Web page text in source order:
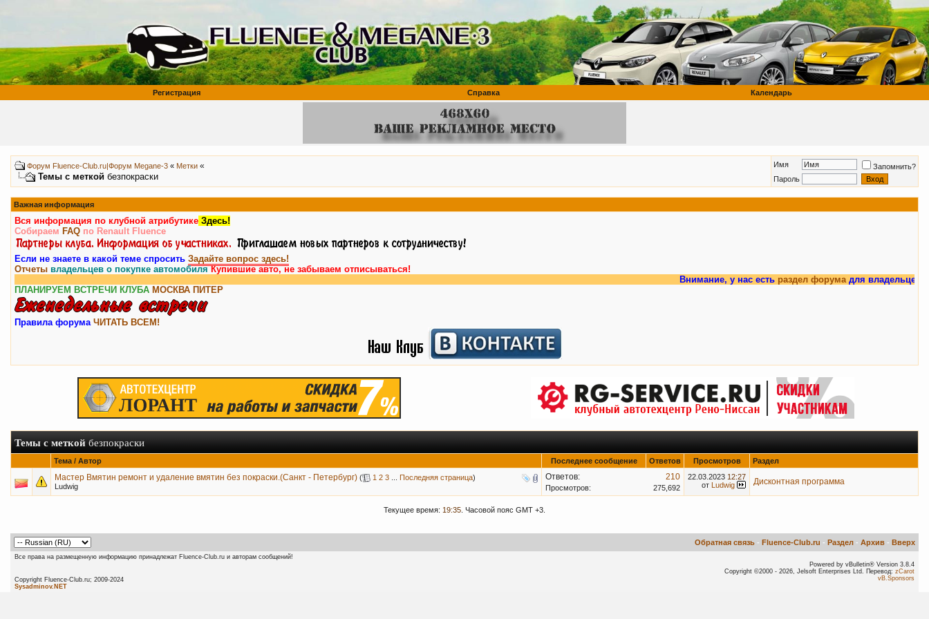
Регистрация Справка Календарь
Форум Fluence-Club.ru|Форум Megane-3 « Метки «
Темы с меткой безпокраски
Имя
Запомнить?
Пароль
Важная информация
Вся информация по клубной атрибутике Здесь!
Собираем FAQ по Renault Fluence
Если не знаете в какой теме спросить Задайте вопрос здесь!
Отчеты владельцев о покупке автомобиляКупившие авто, не забываем отписываться!
Внимание, у нас естьраздел форумадля владельцев
ПЛАНИРУЕМ ВСТРЕЧИ КЛУБА МОСКВА ПИТЕР
Правила форума ЧИТАТЬ ВСЕМ!
Темы с меткойбезпокраски
Тема / Автор Последнее сообщение Ответов Просмотров Раздел
Мастер Вмятин ремонт и удаление вмятин без покраски.(Санкт - Петербург) ( 1 2 3 Последняя страница)
Ludwig
210
Ответов:
275,692
Просмотров:
22.03.2023 12:27
от Ludwig Дисконтная программа
Текущее время: 19:35 . Часовой пояс GMT +3.
Обратная связь - Fluence-Club.ru - Раздел - Архив - Вверх
Все права на размещенную информацию принадлежат Fluence-Club.ru и авторам сообщений!
Copyright Fluence-Club.ru; 2009-2024
Sysadminov.NET
Powered by vBulletin® Version 3.8.4
Copyright ©2000 - 2026, Jelsoft Enterprises Ltd. Перевод: zCarot
vB.Sponsors